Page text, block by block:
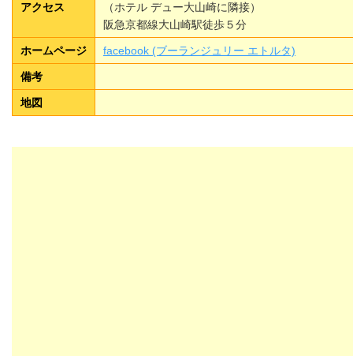
アクセス
（ホテル デュー大山崎に隣接）
阪急京都線大山崎駅徒歩５分
ホームページ facebook (ブーランジュリー エトルタ)
備考
地図